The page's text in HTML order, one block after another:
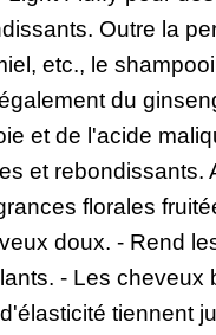
Outre la
etc., le
du
et de l'acide
et rebondissants.
florales
doux. - Rend
- Les cheveux
tiennent